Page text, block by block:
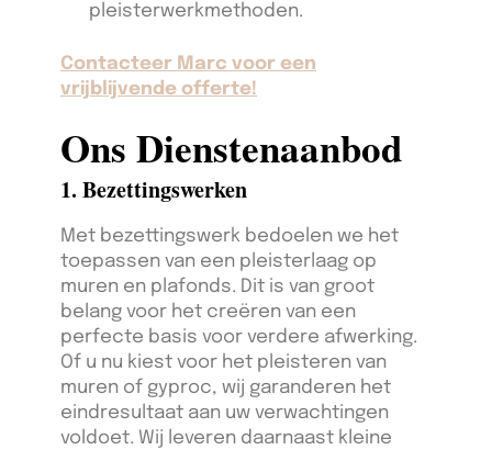
pleisterwerkmethoden.
Contacteer Marc voor een
vrijblijvende offerte!
Ons Dienstenaanbod
1. Bezettingswerken
Met bezettingswerk bedoelen we het
toepassen van een pleisterlaag op
muren en plafonds. Dit is van groot
belang voor het creëren van een
perfecte basis voor verdere afwerking.
Of u nu kiest voor het pleisteren van
muren of gyproc, wij garanderen het
eindresultaat aan uw verwachtingen
voldoet. Wij leveren daarnaast kleine